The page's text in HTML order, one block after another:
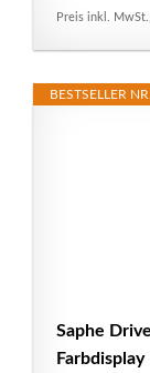
Preis inkl.
BESTSELLER
Saphe